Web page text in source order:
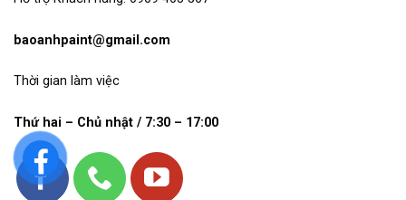
baoanhpaint@gmail.com
Thời gian làm việc
Thứ hai – Chủ nhật / 7:30 – 17:00